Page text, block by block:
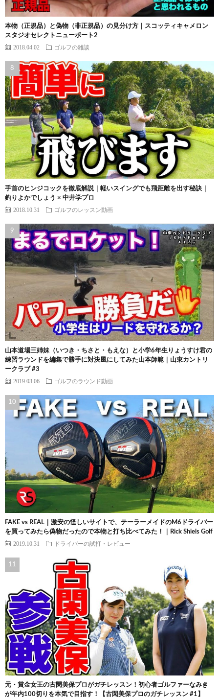
本物（正規品）と偽物（非正規品）の見分け方｜スコッティキャメロン
スタジオセレクトニューポート2
2018.04.02 ゴルフの雑談
手首のヒンジコックを徹底解説｜軽いスイングでも飛距離を出す秘訣｜
釣りよかでしょう × 中井学プロ
2018.10.31 ゴルフのレッスン動画
山本道場三姉妹（いつき・ちさと・もえな）と小学6年生りょうすけ君の
練習ラウンドを編集で勝手に対決風にしてみた山本師範｜山東カントリ
ークラブ #3
2019.03.06 ゴルフのラウンド動画
FAKE vs REAL｜激安の怪しいサイトで、テーラーメイドのM6ドライバー
を買ってみたら偽物だったので本物と打ち比べてみた！｜Rick Shiels Golf
2019.10.31 ドライバーの試打・レビュー
元・賞金女王の古閑美保プロがガチレッスン！初心者ゴルファーなみき
が年内100切りを本気で目指す！【古閑美保プロのガチレッスン #1】